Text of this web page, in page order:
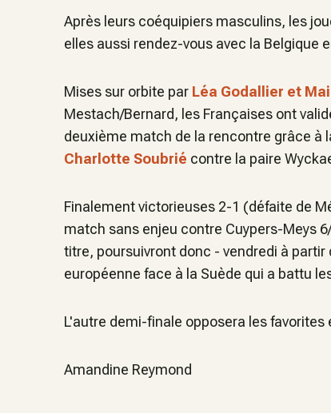
Après leurs coéquipiers masculins, les
elles aussi rendez-vous avec la Belgique
Mises sur orbite par Léa Godallier et
Mestach/Bernard, les Françaises ont
deuxième match de la rencontre grâce à
Charlotte Soubrié contre la paire
Finalement victorieuses 2-1 (défaite de
match sans enjeu contre Cuypers-Meys
titre, poursuivront donc - vendredi à
européenne face à la Suède qui a battu
L'autre demi-finale opposera les favorites
Amandine Reymond